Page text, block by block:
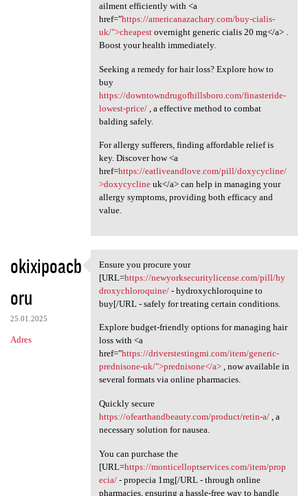
ailment efficiently with <a
href="https://americanazachary.com/buy-cialis-
uk/">cheapestovernight generic cialis 20 mg</a> .
Boost your health immediately.
Seeking a remedy for hair loss? Explore how to
buy
https://downtowndrugofhillsboro.com/finasteride-
lowest-price/, a effective method to combat
balding safely.
For allergy sufferers, finding affordable relief is
key. Discover how <a
href=https://eatliveandlove.com/pill/doxycycline/
>doxycyclineuk</a> can help in managing your
allergy symptoms, providing both efficacy and
value.
okixipoacb
oru
25.01.2025
Adres
Ensure you procure your [URL
Ensure you procure your
[URL=https://newyorksecuritylicense.com/pill/hy
droxychloroquine/- hydroxychloroquine to
buy[/URL - safely for treating certain conditions.
Explore budget-friendly options for managing hair
loss with <a
href="https://driverstestingmi.com/item/generic-
prednisone-uk/">prednisone</a>, now available in
several formats via online pharmacies.
Quickly secure
https://ofearthandbeauty.com/product/retin-a/, a
necessary solution for nausea.
You can purchase the
[URL=https://monticelloptservices.com/item/prop
ecia/- propecia 1mg[/URL - through online
pharmacies, ensuring a hassle-free way to handle